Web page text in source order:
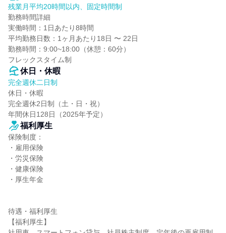
残業月平均20時間以内、固定時間制
勤務時間詳細
実働時間：1日あたり8時間
平均勤務日数：1ヶ月あたり18日 〜 22日
勤務時間：9:00~18:00（休憩：60分）
フレックスタイム制
休日・休暇
完全週休二日制
休日・休暇
完全週休2日制（土・日・祝）
年間休日128日（2025年予定）
福利厚生
保険制度：
・雇用保険
・労災保険
・健康保険
・厚生年金
待遇・福利厚生
【福利厚生】